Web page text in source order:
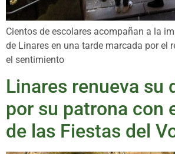
Cientos de escolares acompañan a la
de Linares en una tarde marcada por el
el sentimiento
Linares renueva su
por su patrona con
de las Fiestas del